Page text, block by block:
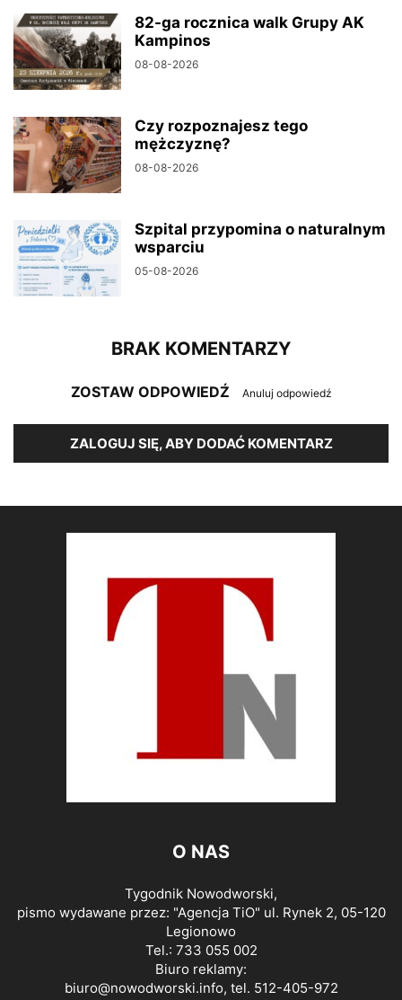
82-ga rocznica walk Grupy AK
Kampinos
08-08-2026
Czy rozpoznajesz tego
mężczyznę?
08-08-2026
Szpital przypomina o naturalnym
wsparciu
05-08-2026
BRAK KOMENTARZY
ZOSTAW ODPOWIEDŹ Anuluj odpowiedź
ZALOGUJ SIĘ, ABY DODAĆ KOMENTARZ
O NAS
Tygodnik Nowodworski,
pismo wydawane przez: "Agencja TiO" ul. Rynek 2, 05-120
Legionowo
Tel.: 733 055 002
Biuro reklamy:
biuro@nowodworski.info, tel. 512-405-972